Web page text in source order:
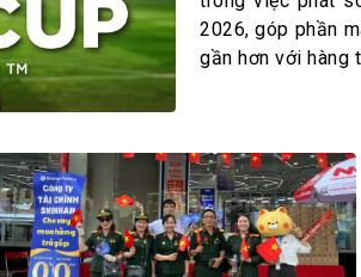
Đấu giá tài sản
Thanh toán –Thẻ
Nhà quản trị
Cơ hội việc làm
ĐẤU GIÁ TÀI SẢN
2026, góp phần
gần hơn với hàng